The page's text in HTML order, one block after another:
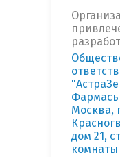
Москва,
дом 21,
комнаты